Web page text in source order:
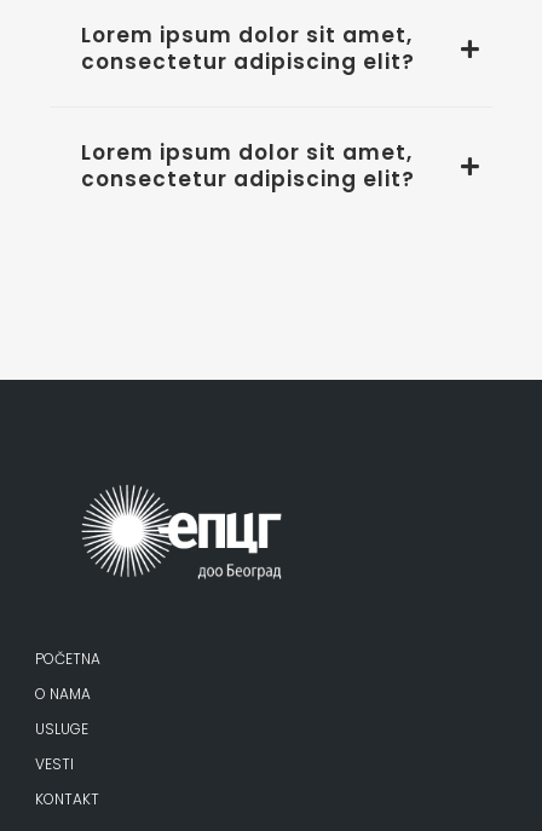
Lorem ipsum dolor sit amet,
consectetur adipiscing elit?
Lorem ipsum dolor sit amet,
consectetur adipiscing elit?
POČETNA
O NAMA
USLUGE
VESTI
KONTAKT